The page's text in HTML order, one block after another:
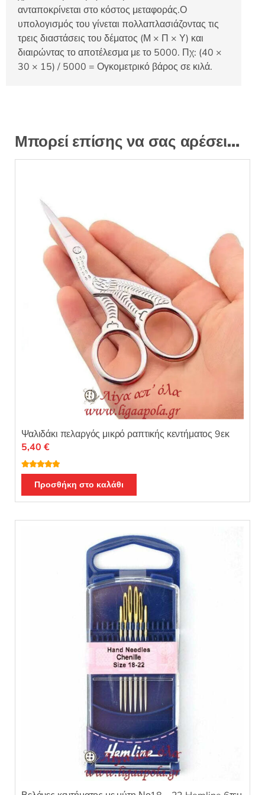
ανταποκρίνεται στο κόστος μεταφοράς.Ο
υπολογισμός του γίνεται πολλαπλασιάζοντας τις
τρεις διαστάσεις του δέματος (Μ × Π × Υ) και
διαιρώντας το αποτέλεσμα με το 5000. Πχ: (40 ×
30 × 15) / 5000 = Ογκομετρικό βάρος σε κιλά.
Μπορεί επίσης να σας αρέσει…
Ψαλιδάκι πελαργός μικρό ραπτικής κεντήματος 9εκ
Βαθμολογή
θηκε με5.00
από 5
5,40 €
Προσθήκη στο καλάθι